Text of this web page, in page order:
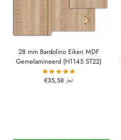
28 mm Bardolino Eiken MDF
Gemelamineerd (H1145 ST22)
€35,58 /m²